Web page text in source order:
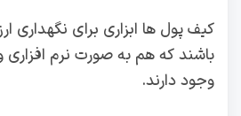
کیف پول ها ابزاری برای نگهداری
باشند که هم به صورت نرم
وجود دارند.